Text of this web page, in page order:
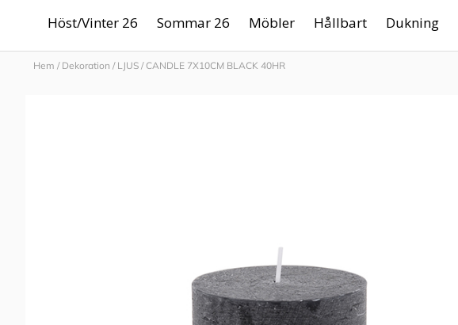
Höst/Vinter 26 Sommar 26 Möbler Hållbart Dukning
Hem / Dekoration / LJUS / CANDLE 7X10CM BLACK 40HR